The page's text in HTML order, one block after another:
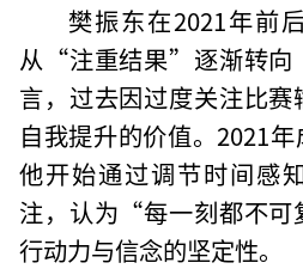
樊振东在2021年前
从“注重结果”逐渐转
言，过去因过度关注比
自我提升的价值。2021年
他开始通过调节时间感
注，认为“每一刻都不
行动力与信念的坚定性。